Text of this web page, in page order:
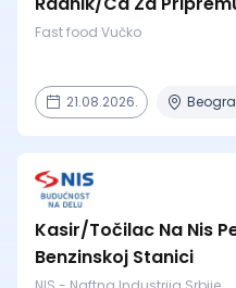
Fast food Vučko
21.08.2026.
Kasir/Točilac Na Nis
Benzinskoj Stanici